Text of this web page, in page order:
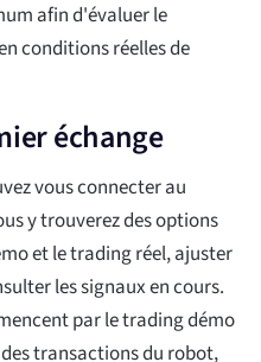
afin d'évaluer le
conditions réelles de
échange
vous connecter au
y trouverez des options
et le trading réel, ajuster
les signaux en cours.
par le trading démo
transactions du robot,